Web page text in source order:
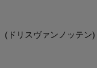
(ドリスヴァンノッテン)